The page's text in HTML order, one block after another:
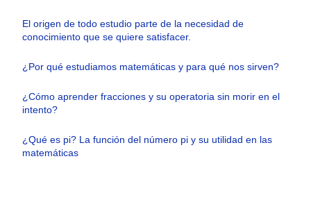
El origen de todo estudio parte de la necesidad de
conocimiento que se quiere satisfacer.
¿Por qué estudiamos matemáticas y para qué nos sirven?
¿Cómo aprender fracciones y su operatoria sin morir en el
intento?
¿Qué es pi? La función del número pi y su utilidad en las
matemáticas